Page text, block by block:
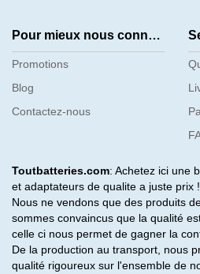
Pour mieux nous connaître
Promotions
Blog
Contactez-nous
Toutbatteries.com: Achetez ici une
et adaptateurs de qualite a juste prix !
Nous ne vendons que des produits
sommes convaincus que la qualité
celle ci nous permet de gagner la
De la production au transport, nous
qualité rigoureux sur l'ensemble de